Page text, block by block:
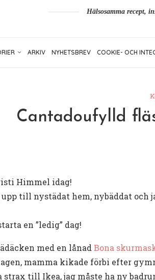
Hälsosamma recept,
ARKIV NYHETSBREV COOKIE- OCH
Cantadoufylld
Himmel idag!
upp till nystädat hem, nybäddat
en ”ledig” dag!
med en lånadBona
mamma kikade förbi efter
strax till Ikea, jag måste ha ny